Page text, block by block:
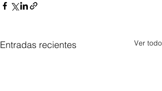
Entradas recientes Ver todo